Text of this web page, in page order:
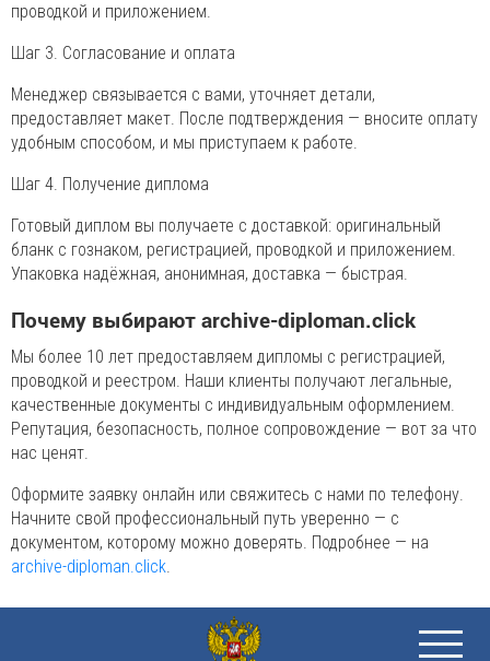
проводкой и приложением.
Шаг 3. Согласование и оплата
Менеджер связывается с вами, уточняет детали,
предоставляет макет. После подтверждения — вносите оплату
удобным способом, и мы приступаем к работе.
Шаг 4. Получение диплома
Готовый диплом вы получаете с доставкой: оригинальный
бланк с гознаком, регистрацией, проводкой и приложением.
Упаковка надёжная, анонимная, доставка — быстрая.
Почему выбирают archive-diploman.click
Мы более 10 лет предоставляем дипломы с регистрацией,
проводкой и реестром. Наши клиенты получают легальные,
качественные документы с индивидуальным оформлением.
Репутация, безопасность, полное сопровождение — вот за что
нас ценят.
Оформите заявку онлайн или свяжитесь с нами по телефону.
Начните свой профессиональный путь уверенно — с
документом, которому можно доверять. Подробнее — на
archive-diploman.click.